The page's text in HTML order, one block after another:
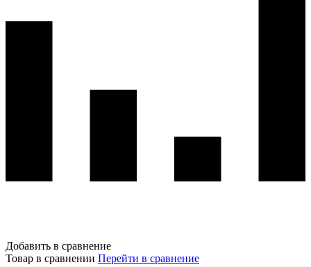
Добавить в сравнение
Товар в сравнении Перейти в сравнение